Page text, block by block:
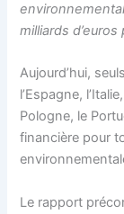
milliards d’euros
Aujourd’hui,
l’Espagne,
Pologne, le
financière pour
Le rapport